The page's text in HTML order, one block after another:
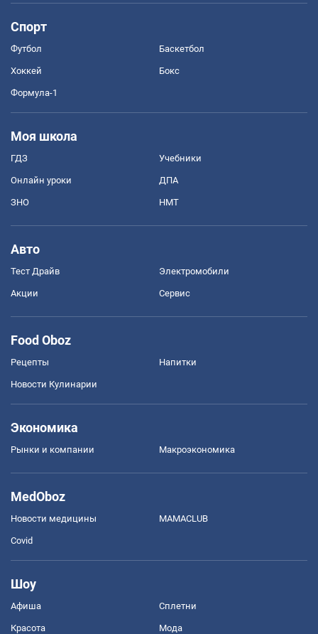
Спорт
Футбол Баскетбол
Хоккей Бокс
Формула-1
Моя школа
ГДЗ Учебники
Онлайн уроки ДПА
ЗНО НМТ
Авто
Тест Драйв Электромобили
Акции Сервис
Food Oboz
Рецепты Напитки
Новости Кулинарии
Экономика
Рынки и компании Mакроэкономика
MedOboz
Новости медицины MAMACLUB
Covid
Шоу
Афиша Сплетни
Красота Мода